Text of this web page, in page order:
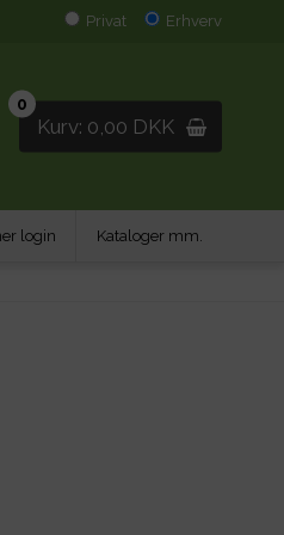
0
Kurv: 0,00 DKK
Privat Erhverv
login Kataloger mm.